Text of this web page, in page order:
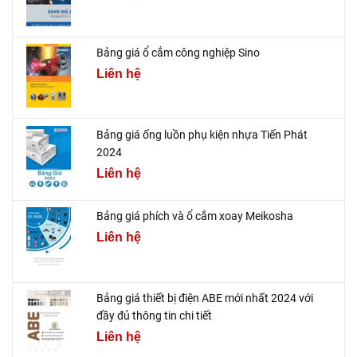
Bảng giá ổ cắm công nghiệp Sino
Liên hệ
Bảng giá ống luồn phụ kiện nhựa Tiến Phát
2024
Liên hệ
Bảng giá phích và ổ cắm xoay Meikosha
Liên hệ
Bảng giá thiết bị điện ABE mới nhất 2024 với
đầy đủ thông tin chi tiết
Liên hệ